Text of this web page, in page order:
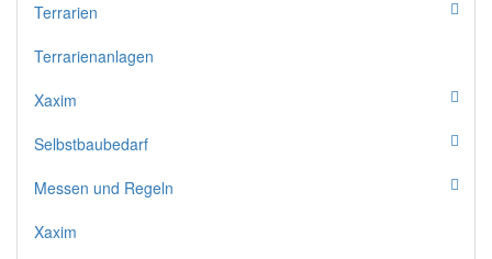
Terrarien
Terrarienanlagen
Xaxim
Selbstbaubedarf
Messen und Regeln
Xaxim